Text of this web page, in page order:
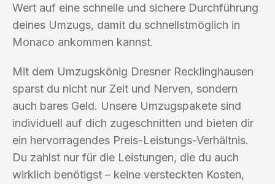
Wert auf eine schnelle und sichere Durchführung
deines Umzugs, damit du schnellstmöglich in
Monaco ankommen kannst.
Mit dem Umzugskönig Dresner Recklinghausen
sparst du nicht nur Zeit und Nerven, sondern
auch bares Geld. Unsere Umzugspakete sind
individuell auf dich zugeschnitten und bieten dir
ein hervorragendes Preis-Leistungs-Verhältnis.
Du zahlst nur für die Leistungen, die du auch
wirklich benötigst – keine versteckten Kosten,